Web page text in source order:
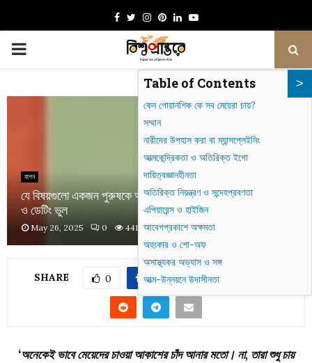
Facebook
TwitterInstagram
Pinterest
LinkedinYoutube
PRIMARY
যাপন
যে বিষয়গুলো একজন পুরুষকে অনাকর্ষণীয় করে তোলে: আচরণ, অভ্যাস
ও ডেটিং ভুল
May 26, 2025 0 441
SHARE 0
‘অনেকেই ভাবে মেয়েদের চাওয়া আকাশের চাঁদ আনার মতো। না, তারা শুধু চায়
Table of Contents
কেন গোয়ানশিক কে সব মেয়েরা চায়?
সম্মান
নারীদের উপহাস করা বা ম্যান্সপ্লেইনিং
আত্মকেন্দ্রিকতা ও অতিরিক্ত ইগো
দায়িত্বজ্ঞানহীনতা
অতিরিক্ত নিয়ন্ত্রণ ও সন্দেহপ্রবণতা
এপিয়ারেন্স ও হাইজিন
আবেগপ্রকাশে অক্ষমতা
অহংকার ও শো-অফ
অসাস্থ্যকর অভ্যাস ও সঙ্গ
আত্ম-উন্নয়নে উদাসীনতা